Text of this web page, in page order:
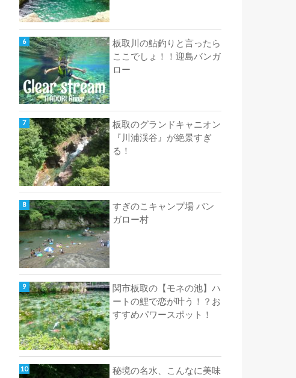
板取川の鮎釣りと言ったら
ここでしょ！！迎島バンガ
ロー
板取のグランドキャニオン
『川浦渓谷』が絶景すぎ
る！
すぎのこキャンプ場 バン
ガロー村
関市板取の【モネの池】ハ
ートの鯉で恋が叶う！？お
すすめパワースポット！
秘境の名水、こんなに美味